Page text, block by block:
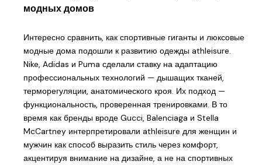
модных домов
Интересно сравнить, как спортивные гиганты и люксовые
модные дома подошли к развитию одежды athleisure.
Nike, Adidas и Puma сделали ставку на адаптацию
профессиональных технологий — дышащих тканей,
терморегуляции, анатомического кроя. Их подход —
функциональность, проверенная тренировками. В то
время как бренды вроде Gucci, Balenciaga и Stella
McCartney интерпретировали athleisure для женщин и
мужчин как способ выразить стиль через комфорт,
акцентируя внимание на дизайне, а не на спортивных